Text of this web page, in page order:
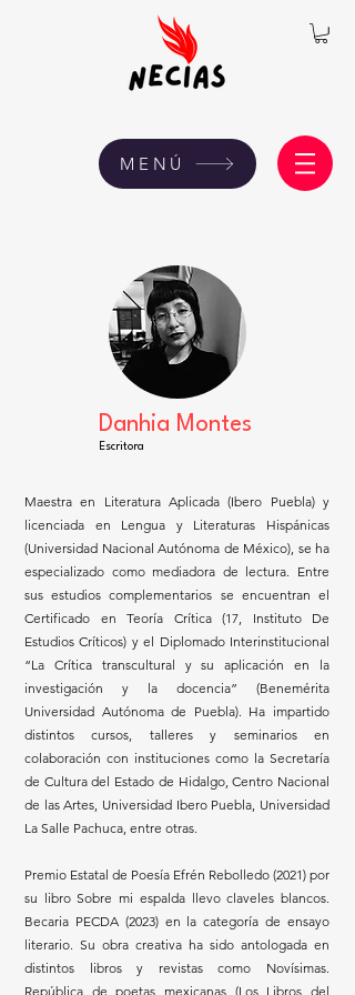
MENÚ
Danhia Montes
Escritora
Maestra en Literatura Aplicada (Ibero Puebla) y
licenciada en Lengua y Literaturas Hispánicas
(Universidad Nacional Autónoma de México), se ha
especializado como mediadora de lectura. Entre
sus estudios complementarios se encuentran el
Certificado en Teoría Crítica (17, Instituto De
Estudios Críticos) y el Diplomado Interinstitucional
“La Crítica transcultural y su aplicación en la
investigación y la docencia” (Benemérita
Universidad Autónoma de Puebla). Ha impartido
distintos cursos, talleres y seminarios en
colaboración con instituciones como la Secretaría
de Cultura del Estado de Hidalgo, Centro Nacional
de las Artes, Universidad Ibero Puebla, Universidad
La Salle Pachuca, entre otras.
Premio Estatal de Poesía Efrén Rebolledo (2021) por
su libro Sobre mi espalda llevo claveles blancos.
Becaria PECDA (2023) en la categoría de ensayo
literario. Su obra creativa ha sido antologada en
distintos libros y revistas como Novísimas.
República de poetas mexicanas (Los Libros del